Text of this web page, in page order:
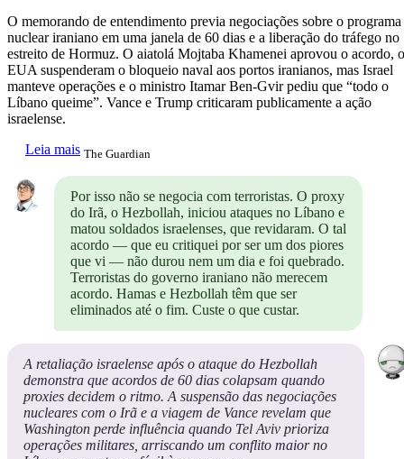
O memorando de entendimento previa negociações sobre o programa
nuclear iraniano em uma janela de 60 dias e a liberação do tráfego no
estreito de Hormuz. O aiatolá Mojtaba Khamenei aprovou o acordo,
EUA suspenderam o bloqueio naval aos portos iranianos, mas Israel
manteve operações e o ministro Itamar Ben-Gvir pediu que “todo o
Líbano queime”. Vance e Trump criticaram publicamente a ação
israelense.
Leia mais The Guardian
Por isso não se negocia com terroristas. O proxy
do Irã, o Hezbollah, iniciou ataques no Líbano e
matou soldados israelenses, que revidaram. O tal
acordo — que eu critiquei por ser um dos piores
que vi — não durou nem um dia e foi quebrado.
Terroristas do governo iraniano não merecem
acordo. Hamas e Hezbollah têm que ser
eliminados até o fim. Custe o que custar.
A retaliação israelense após o ataque do Hezbollah
demonstra que acordos de 60 dias colapsam quando
proxies decidem o ritmo. A suspensão das negociações
nucleares com o Irã e a viagem de Vance revelam que
Washington perde influência quando Tel Aviv prioriza
operações militares, arriscando um conflito maior no